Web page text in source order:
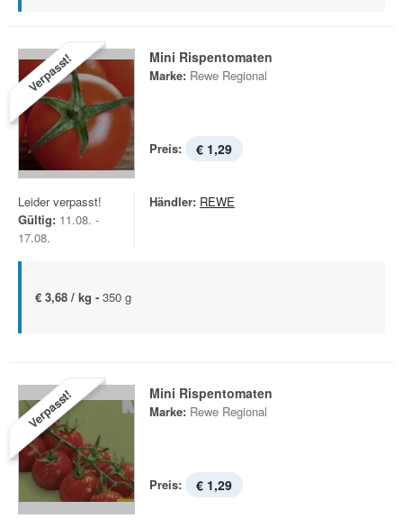
Verpasst! Mini Rispentomaten
Marke: Rewe Regional
Preis: € 1,29
Leider verpasst!
Gültig: 11.08. -
17.08.
Händler: REWE
€ 3,68 / kg - 350 g
Verpasst! Mini Rispentomaten
Marke: Rewe Regional
Preis: € 1,29